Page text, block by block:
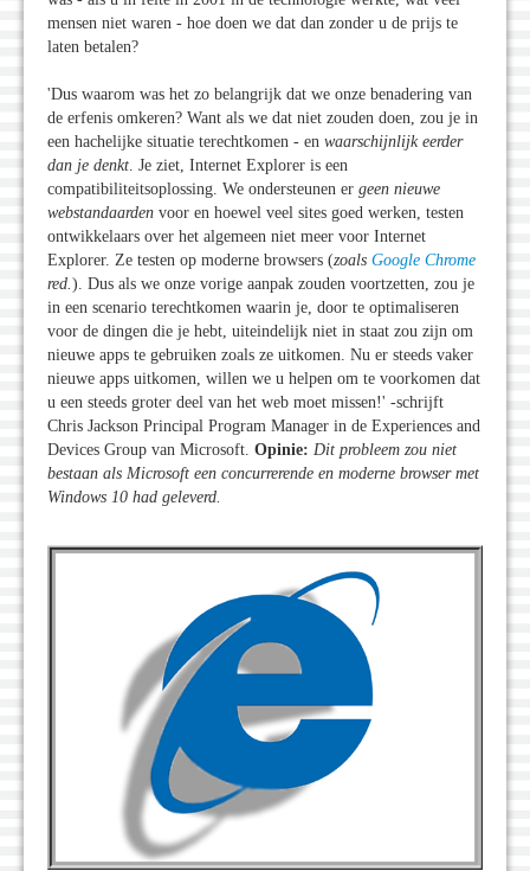
mensen niet waren - hoe doen we dat dan zonder u de prijs te
laten betalen?
'Dus waarom was het zo belangrijk dat we onze benadering van
de erfenis omkeren? Want als we dat niet zouden doen, zou je in
een hachelijke situatie terechtkomen - en waarschijnlijk eerder
dan je denkt. Je ziet, Internet Explorer is een
compatibiliteitsoplossing. We ondersteunen er geen nieuwe
webstandaarden voor en hoewel veel sites goed werken, testen
ontwikkelaars over het algemeen niet meer voor Internet
Explorer. Ze testen op moderne browsers (zoals Google Chrome
red.). Dus als we onze vorige aanpak zouden voortzetten, zou je
in een scenario terechtkomen waarin je, door te optimaliseren
voor de dingen die je hebt, uiteindelijk niet in staat zou zijn om
nieuwe apps te gebruiken zoals ze uitkomen. Nu er steeds vaker
nieuwe apps uitkomen, willen we u helpen om te voorkomen dat
u een steeds groter deel van het web moet missen!' -schrijft
Chris Jackson Principal Program Manager in de Experiences and
Devices Group van Microsoft. Opinie: Dit probleem zou niet
bestaan als Microsoft een concurrerende en moderne browser met
Windows 10 had geleverd.